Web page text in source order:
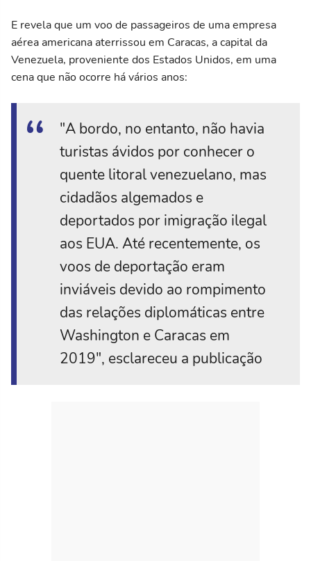
E revela que um voo de passageiros de uma empresa
aérea americana aterrissou em Caracas, a capital da
Venezuela, proveniente dos Estados Unidos, em uma
cena que não ocorre há vários anos:
"A bordo, no entanto, não havia
turistas ávidos por conhecer o
quente litoral venezuelano, mas
cidadãos algemados e
deportados por imigração ilegal
aos EUA. Até recentemente, os
voos de deportação eram
inviáveis devido ao rompimento
das relações diplomáticas entre
Washington e Caracas em
2019", esclareceu a publicação